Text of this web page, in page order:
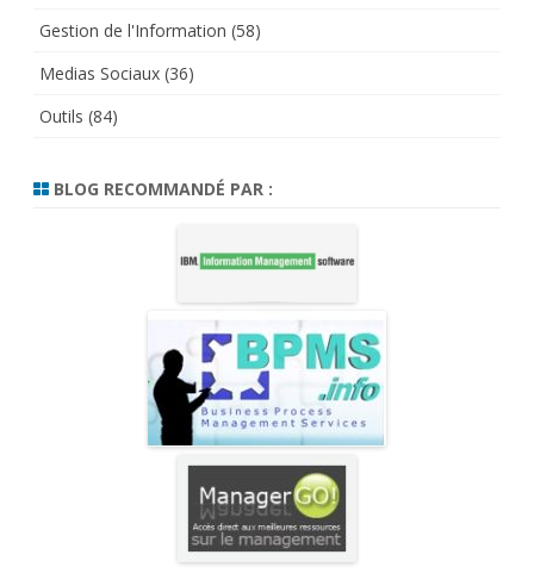
Gestion de l'Information (58)
Medias Sociaux (36)
Outils (84)
BLOG RECOMMANDÉ PAR :